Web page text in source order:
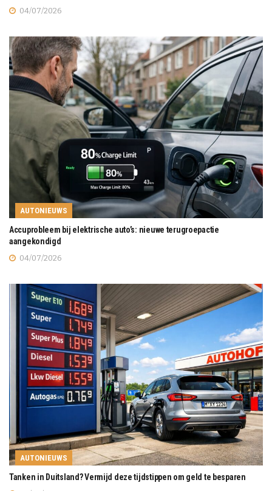
04/07/2026
AUTONIEUWS
Accuprobleem bij elektrische auto’s: nieuwe terugroepactie
aangekondigd
04/07/2026
AUTONIEUWS
Tanken in Duitsland? Vermijd deze tijdstippen om geld te besparen